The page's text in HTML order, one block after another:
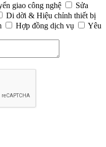
giao công nghệ
Sửa
Di dời & Hiệu chỉnh thiết bị
Hợp đồng dịch vụ
Yêu